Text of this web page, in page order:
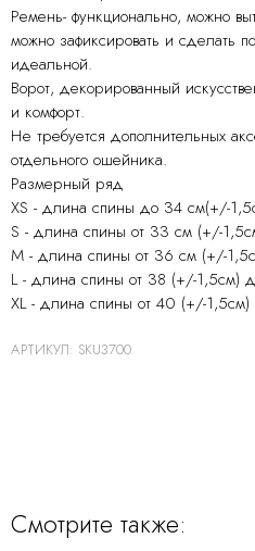
Ремень- функционально, можно
можно зафиксировать и сделать
идеальной.
Ворот, декорированный
и комфорт.
Не требуется дополнительных
отдельного ошейника.
Размерный ряд
XS - длина спины до 34 см(+/-
S - длина спины от 33 см (+/-
M - длина спины от 36 см (+/-
L - длина спины от 38 (+/-1,5см)
XL - длина спины от 40 (+/-
АРТИКУЛ: SKU3700
Смотрите также: